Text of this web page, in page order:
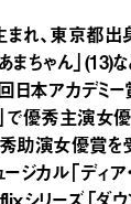
れ、東京都出
まちゃん」(13)
日本アカデミ
で優秀主演女
助演女優賞を
ージカル「ディア